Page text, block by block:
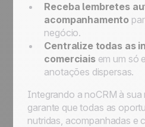
Receba lembretes
acompanhamento
negócio.
Centralize todas as
comerciaisem um só
anotações dispersas.
Integrando a noCRM à sua
garante que todas as
nutridas, acompanhadas e